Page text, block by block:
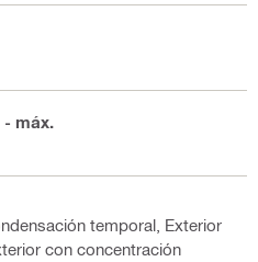
- máx.
temporal, Exterior
con concentración